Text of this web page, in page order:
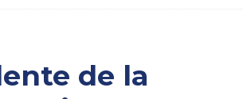
de la